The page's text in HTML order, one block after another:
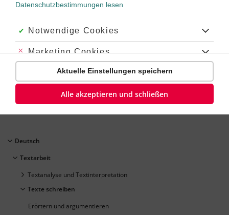
Klassenarbeit
Deutsch Klasse6
Dauer:
45 Minuten mittel
Deutsch
Textarbeit
Textanalyse und Textinterpretation
Texte schreiben
Erörtern und argumentieren
Datenschutzbestimmungen lesen
Akzeptiert:
Notwendige Cookies
Abgelehnt:
Marketing Cookies
Abgelehnt:
Personalisierungs-Cookies
Aktuelle Einstellungen speichern
Alle akzeptieren und schließen